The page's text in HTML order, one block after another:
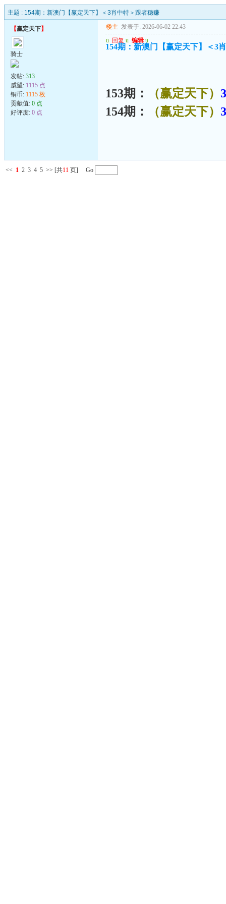
主题 : 154期：新澳门【赢定天下】＜3肖中特＞跟者稳赚
【赢定天下】
骑士
发帖: 313
威望: 1115 点
铜币: 1115 枚
贡献值: 0 点
好评度: 0 点
楼主 发表于: 2026-06-02 22:43
u 回复 u 编辑 u
154期：新澳门【赢定天下】＜3
153期： （赢定天下）
154期：
（赢定天下）
<< 1 2 3 4 5 >> [共11 页] Go